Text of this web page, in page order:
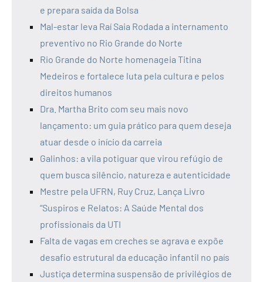
e prepara saída da Bolsa
Mal-estar leva Raí Saia Rodada a internamento
preventivo no Rio Grande do Norte
Rio Grande do Norte homenageia Titina
Medeiros e fortalece luta pela cultura e pelos
direitos humanos
Dra. Martha Brito com seu mais novo
lançamento: um guia prático para quem deseja
atuar desde o início da carreia
Galinhos: a vila potiguar que virou refúgio de
quem busca silêncio, natureza e autenticidade
Mestre pela UFRN, Ruy Cruz, Lança Livro
“Suspiros e Relatos: A Saúde Mental dos
profissionais da UTI
Falta de vagas em creches se agrava e expõe
desafio estrutural da educação infantil no país
Justiça determina suspensão de privilégios de